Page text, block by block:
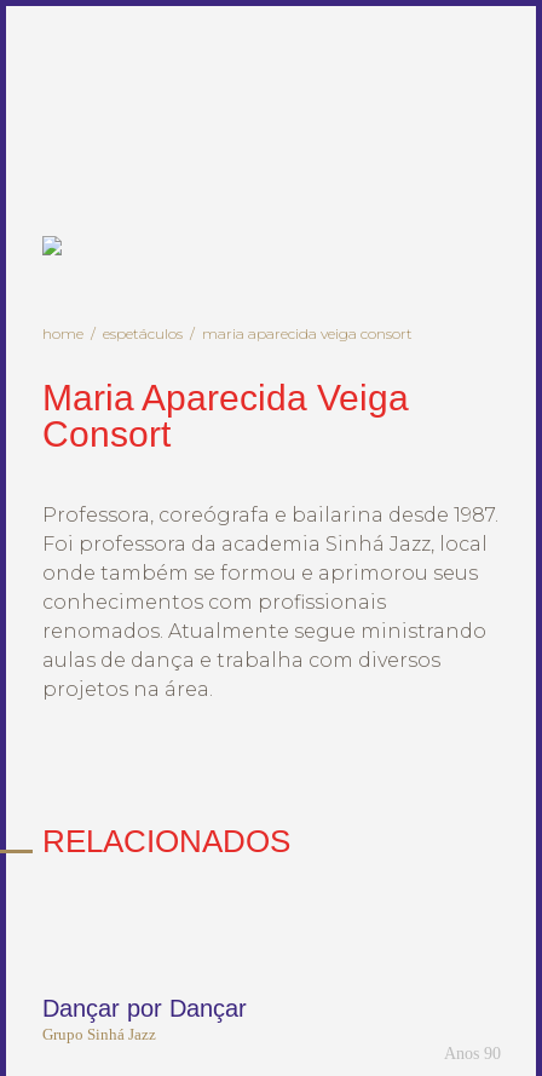
home espetáculos maria aparecida veiga consort
Maria Aparecida Veiga
Consort
Professora, coreógrafa e bailarina desde 1987.
Foi professora da academia Sinhá Jazz, local
onde também se formou e aprimorou seus
conhecimentos com profissionais
renomados. Atualmente segue ministrando
aulas de dança e trabalha com diversos
projetos na área.
RELACIONADOS
Dançar por Dançar
Anos 90
Grupo Sinhá Jazz